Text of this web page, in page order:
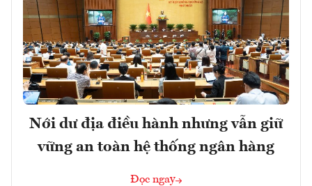
Nới dư địa điều hành nhưng vẫn giữ
vững an toàn hệ thống ngân hàng
Đọc ngay